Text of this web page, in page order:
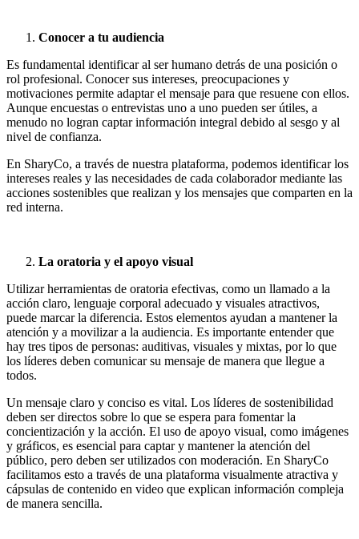
Conocer a tu audiencia
Es fundamental identificar al ser humano detrás de una posición o
rol profesional. Conocer sus intereses, preocupaciones y
motivaciones permite adaptar el mensaje para que resuene con ellos.
Aunque encuestas o entrevistas uno a uno pueden ser útiles, a
menudo no logran captar información integral debido al sesgo y al
nivel de confianza.
En SharyCo, a través de nuestra plataforma, podemos identificar los
intereses reales y las necesidades de cada colaborador mediante las
acciones sostenibles que realizan y los mensajes que comparten en la
red interna.
La oratoria y el apoyo visual
Utilizar herramientas de oratoria efectivas, como un llamado a la
acción claro, lenguaje corporal adecuado y visuales atractivos,
puede marcar la diferencia. Estos elementos ayudan a mantener la
atención y a movilizar a la audiencia. Es importante entender que
hay tres tipos de personas: auditivas, visuales y mixtas, por lo que
los líderes deben comunicar su mensaje de manera que llegue a
todos.
Un mensaje claro y conciso es vital. Los líderes de sostenibilidad
deben ser directos sobre lo que se espera para fomentar la
concientización y la acción. El uso de apoyo visual, como imágenes
y gráficos, es esencial para captar y mantener la atención del
público, pero deben ser utilizados con moderación. En SharyCo
facilitamos esto a través de una plataforma visualmente atractiva y
cápsulas de contenido en video que explican información compleja
de manera sencilla.